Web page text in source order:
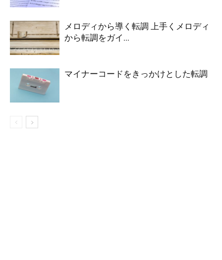
メロディから導く転調 上手くメロディ
から転調をガイ...
マイナーコードをきっかけとした転調